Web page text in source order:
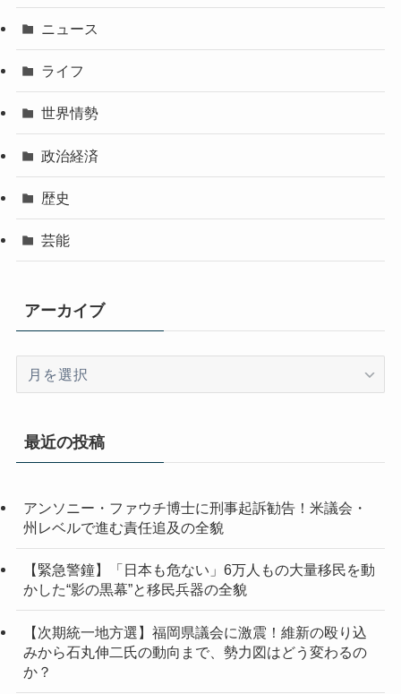
ニュース
ライフ
世界情勢
政治経済
歴史
芸能
アーカイブ
イ
最近の投稿
アンソニー・ファウチ博士に刑事起訴勧告！米議会・
州レベルで進む責任追及の全貌
【緊急警鐘】「日本も危ない」6万人もの大量移民を動
かした“影の黒幕”と移民兵器の全貌
【次期統一地方選】福岡県議会に激震！維新の殴り込
みから石丸伸二氏の動向まで、勢力図はどう変わるの
か？